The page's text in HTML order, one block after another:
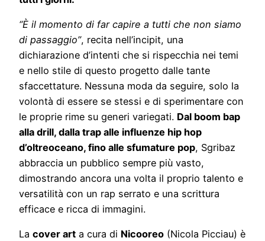
“​​È il momento di far capire a tutti che non siamo
di passaggio”, recita nell’incipit, una
dichiarazione d’intenti che si rispecchia nei temi
e nello stile di questo progetto dalle tante
sfaccettature. Nessuna moda da seguire, solo la
volontà di essere se stessi e di sperimentare con
le proprie rime su generi variegati. Dal boom bap
alla drill, dalla trap alle influenze hip hop
d’oltreoceano, fino alle sfumature pop, Sgribaz
abbraccia un pubblico sempre più vasto,
dimostrando ancora una volta il proprio talento e
versatilità con un rap serrato e una scrittura
efficace e ricca di immagini.
La cover art a cura di Nicooreo (Nicola Picciau) è